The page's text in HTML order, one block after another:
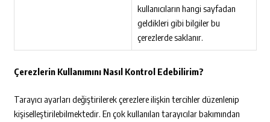
kullanıcıların hangi sayfadan
geldikleri gibi bilgiler bu
çerezlerde saklanır.
Çerezlerin Kullanımını Nasıl Kontrol Edebilirim?
Tarayıcı ayarları değiştirilerek çerezlere ilişkin tercihler düzenlenip
kişiselleştirilebilmektedir. En çok kullanılan tarayıcılar bakımından